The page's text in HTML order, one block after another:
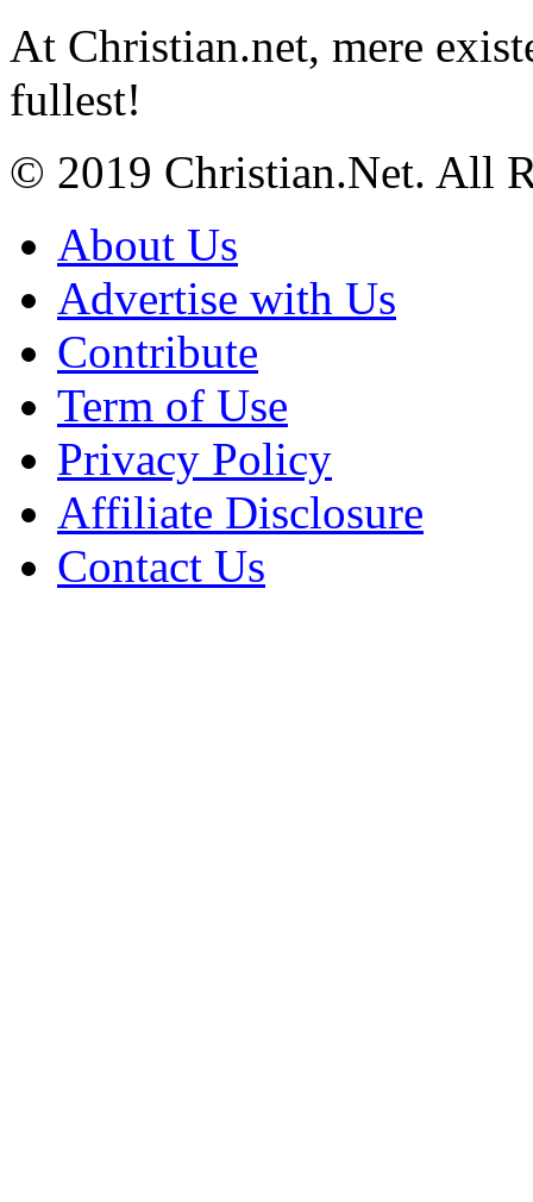
At Christian.net, mere
fullest!
© 2019 Christian.Net. All
About Us
Advertise with Us
Contribute
Term of Use
Privacy Policy
Affiliate Disclosure
Contact Us